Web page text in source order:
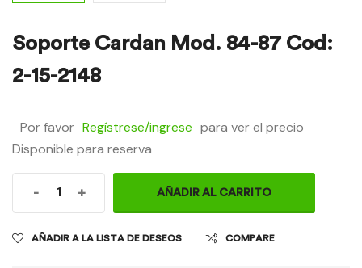
Soporte Cardan Mod. 84-87 Cod:
2-15-2148
Por favor Regístrese/ingrese para ver el precio
Disponible para reserva
- + AÑADIR AL CARRITO
AÑADIR A LA LISTA DE DESEOS COMPARE